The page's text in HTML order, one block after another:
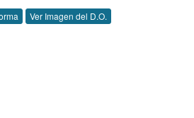
Ver Imagen del D.O.